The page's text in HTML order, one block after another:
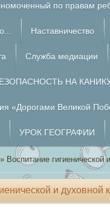
по правам
Наставничество
Служба медиации
НА
«Дорогами Великой
УРОК ГЕОГРАФИИ
» Воспитание гигиенической
и духовной